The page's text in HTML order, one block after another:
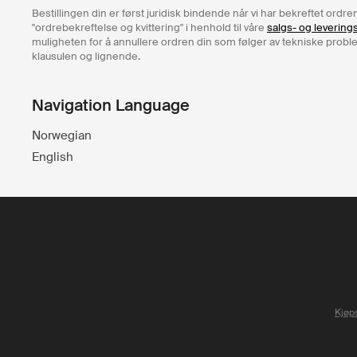
Bestillingen din er først juridisk bindende når vi har bekreftet
"ordrebekreftelse og kvittering" i henhold til våre salgs- og
muligheten for å annullere ordren din som følger av tekniske
klausulen og lignende.
Navigation Language
Norwegian
English